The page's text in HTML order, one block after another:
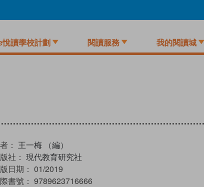
悅讀學校計劃 閱讀服務 我的閱讀城
： 王一梅 （編）
社： 現代教育研究社
日期： 01/2019
書號： 9789623716666